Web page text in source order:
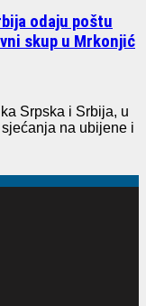
odaju poštu
skup u Mrkonjić
Srpska i Srbija, u
na ubijene i